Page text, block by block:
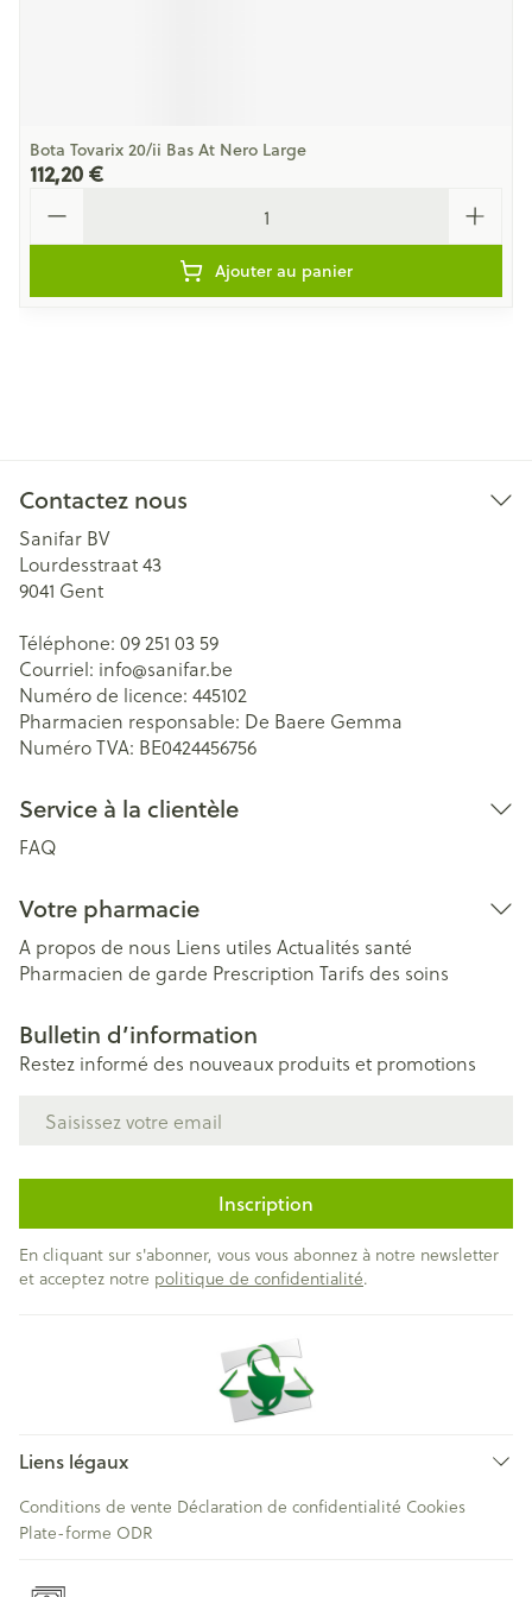
Bota Tovarix 20/ii Bas At Nero Large
112,20 €
Ajouter au panier
Contactez nous
Sanifar BV
Lourdesstraat 43
9041 Gent
Téléphone: 09 251 03 59
Courriel: info@sanifar.be
Numéro de licence: 445102
Pharmacien responsable: De Baere Gemma
Numéro TVA: BE0424456756
Service à la clientèle
FAQ
Votre pharmacie
A propos de nous Liens utiles Actualités santé
Pharmacien de garde Prescription Tarifs des soins
Bulletin d’information
Restez informé des nouveaux produits et promotions
Inscription
En cliquant sur s'abonner, vous vous abonnez à notre newsletter
et acceptez notre politique de confidentialité.
Liens légaux
Conditions de vente Déclaration de confidentialité Cookies
Plate-forme ODR